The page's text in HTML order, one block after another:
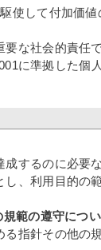
動
使して付加価
な社会的責任
に準拠した
するのに必
、利用目的の
範の遵守につ
指針その他の